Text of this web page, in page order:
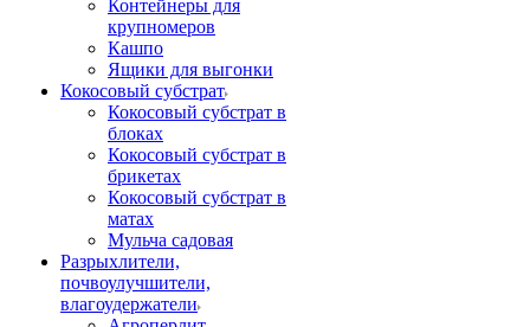
Контейнеры для
крупномеров
Кашпо
Ящики для выгонки
Кокосовый субстрат
Кокосовый субстрат в
блоках
Кокосовый субстрат в
брикетах
Кокосовый субстрат в
матах
Мульча садовая
Разрыхлители,
почвоулучшители,
влагоудержатели